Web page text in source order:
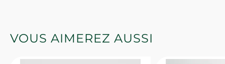
VOUS AIMEREZ AUSSI